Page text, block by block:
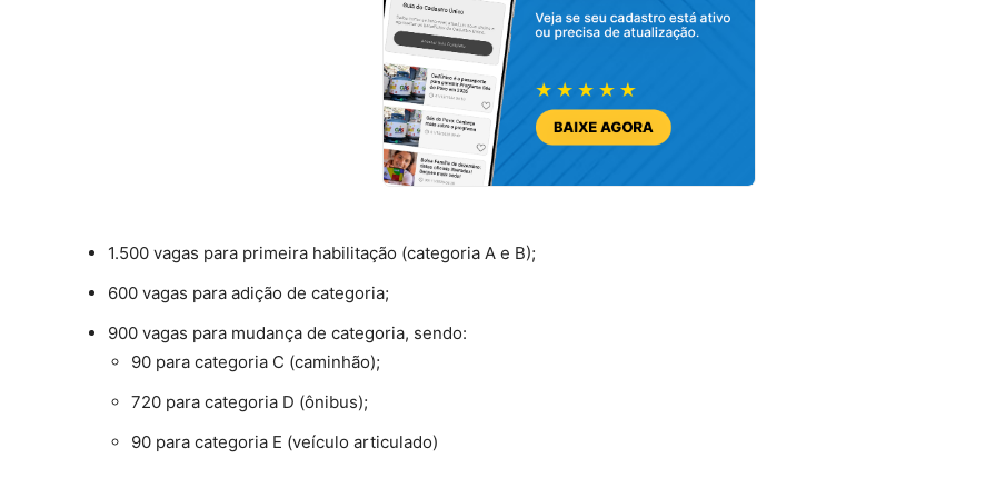
1.500 vagas para primeira habilitação (categoria A e B);
600 vagas para adição de categoria;
900 vagas para mudança de categoria, sendo:
90 para categoria C (caminhão);
720 para categoria D (ônibus);
90 para categoria E (veículo articulado)